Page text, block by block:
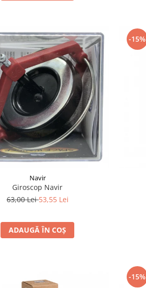
Navir
Giroscop Navir
63,00 Lei53,55 Lei
ADAUGĂ ÎN COȘ
-15%
-15%